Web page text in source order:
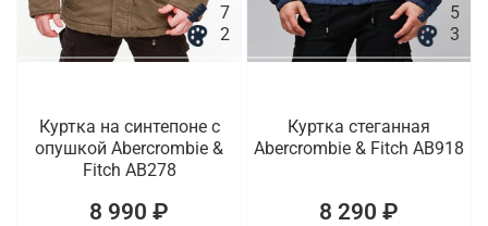
7
2
Куртка на синтепоне с
опушкой Abercrombie &
Fitch AB278
8 990 ₽
5
3
Куртка стеганная
Abercrombie & Fitch AB918
8 290 ₽